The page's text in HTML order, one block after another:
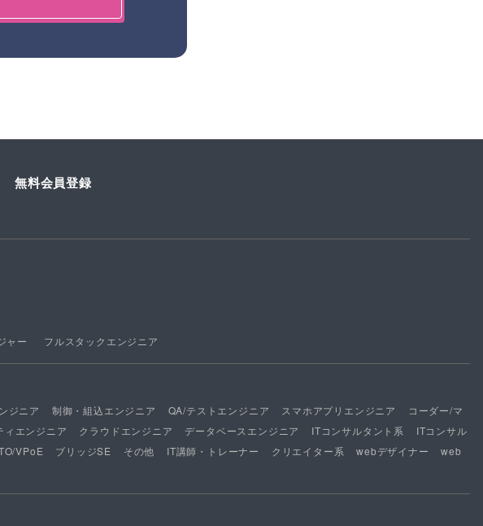
無料会員登録
ャー フルスタックエンジニア
ジニア 制御・組込エンジニア QA/テストエンジニア スマホアプリエンジニア
コーダー/マ
ィエンジニア クラウドエンジニア データベースエンジニア ITコンサルタント系
ITコンサル
VPoE ブリッジSE その他 IT講師・トレーナー クリエイター系 webデザイナー
web